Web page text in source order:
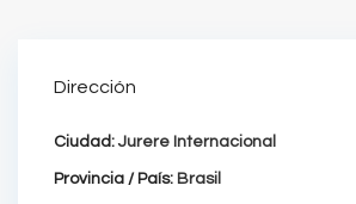
Dirección
Ciudad: Jurere Internacional
Provincia / País: Brasil